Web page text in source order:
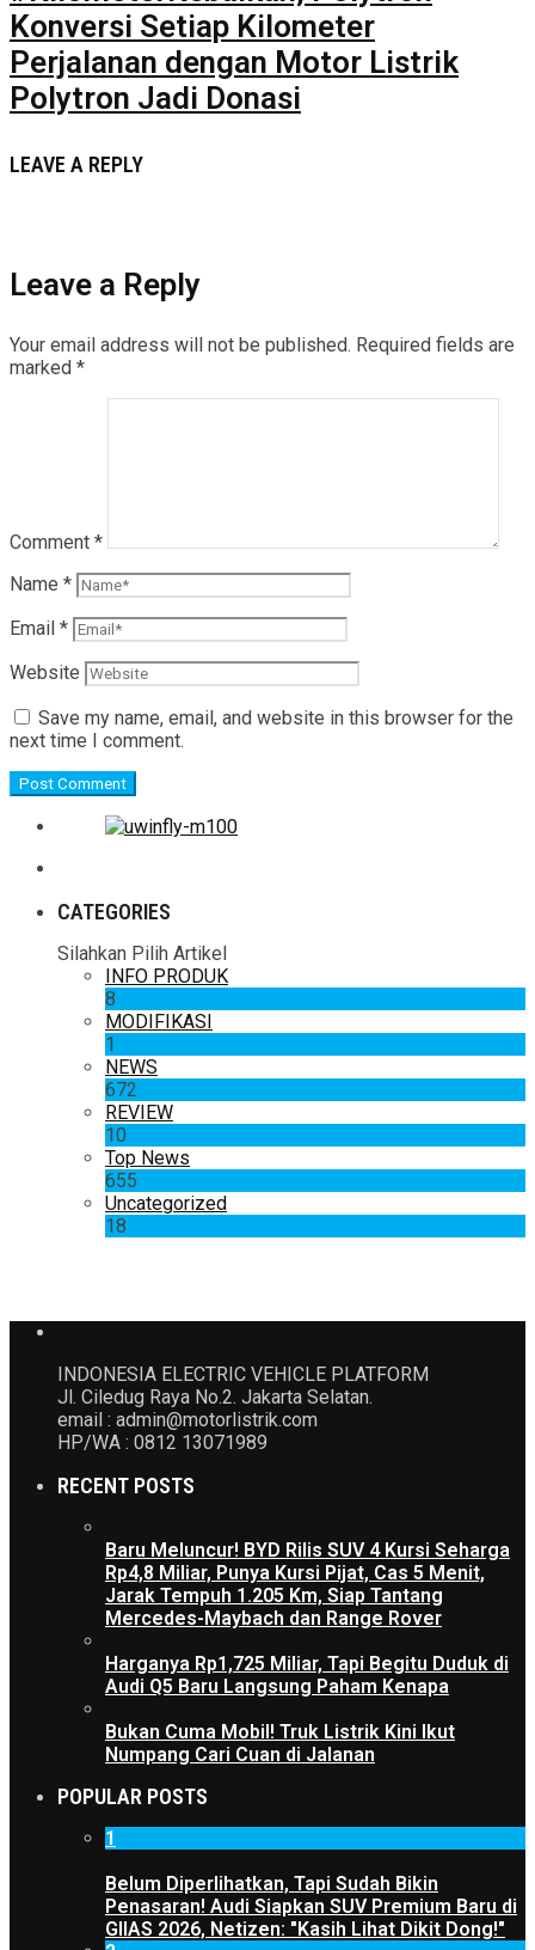
Konversi Setiap Kilometer
Perjalanan dengan Motor Listrik
Polytron Jadi Donasi
LEAVE A REPLY
Leave a Reply
Your email address will not be published. Required fields are
marked *
Comment *
Name *
Email *
Website
Save my name, email, and website in this browser for the
next time I comment.
CATEGORIES
Silahkan Pilih Artikel
INFO PRODUK
8
MODIFIKASI
1
NEWS
672
REVIEW
10
Top News
655
Uncategorized
18
INDONESIA ELECTRIC VEHICLE PLATFORM
Jl. Ciledug Raya No.2. Jakarta Selatan.
email : admin@motorlistrik.com
HP/WA : 0812 13071989
RECENT POSTS
Baru Meluncur! BYD Rilis SUV 4 Kursi Seharga
Rp4,8 Miliar, Punya Kursi Pijat, Cas 5 Menit,
Jarak Tempuh 1.205 Km, Siap Tantang
Mercedes-Maybach dan Range Rover
Harganya Rp1,725 Miliar, Tapi Begitu Duduk di
Audi Q5 Baru Langsung Paham Kenapa
Bukan Cuma Mobil! Truk Listrik Kini Ikut
Numpang Cari Cuan di Jalanan
POPULAR POSTS
1
Belum Diperlihatkan, Tapi Sudah Bikin
Penasaran! Audi Siapkan SUV Premium Baru di
GIIAS 2026, Netizen: "Kasih Lihat Dikit Dong!"